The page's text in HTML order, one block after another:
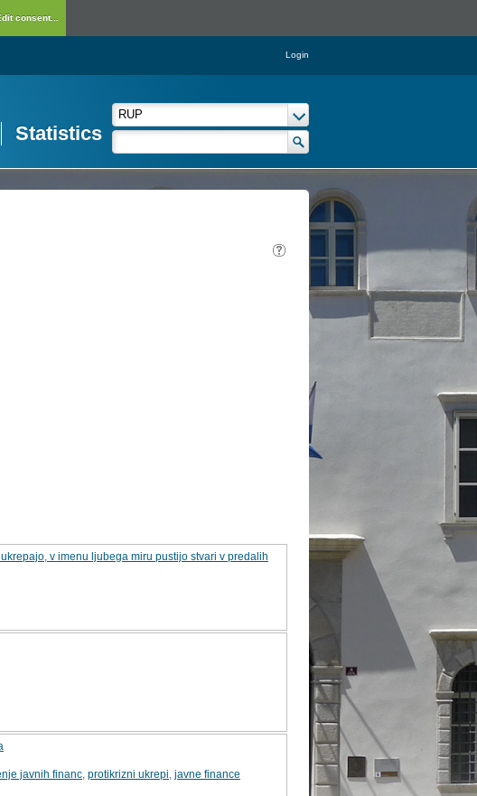
consent...
Login
Statistics
v imenu ljubega miru pustijo stvari v predalih
javnih financ protikrizni ukrepi javne finance